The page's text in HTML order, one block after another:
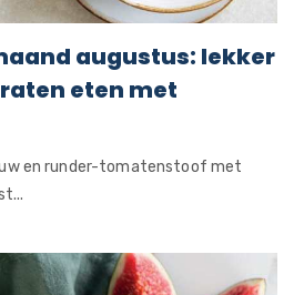
augustus: lekker
eten met
en runder-tomatenstoof met